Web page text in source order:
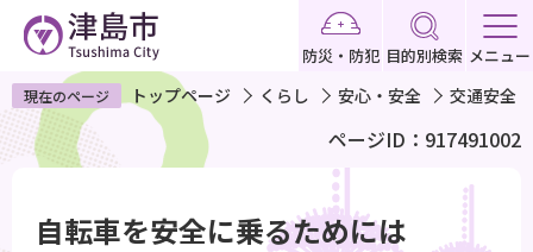
ペ
ー
ジ
防災・防犯 目的別検索 メニュー
現在のページ トップページ くらし 安心・安全 交通安全
ページID：917491002
自転車を安全に乗るためには